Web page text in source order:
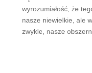
wyrozumiałość, że
nasze niewielkie, ale
zwykle, nasze